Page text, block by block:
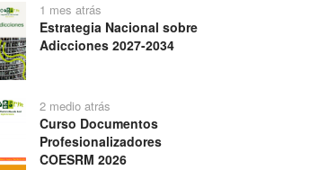
1 mes atrás
Estrategia Nacional sobre
Adicciones 2027-2034
2 medio atrás
Curso Documentos
Profesionalizadores
COESRM 2026